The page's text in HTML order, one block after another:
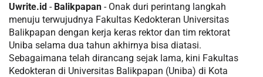
Uwrite.id - Balikpapan - Onak duri perintang langkah
menuju terwujudnya Fakultas Kedokteran Universitas
Balikpapan dengan kerja keras rektor dan tim rektorat
Uniba selama dua tahun akhirnya bisa diatasi.
Sebagaimana telah dirancang sejak lama, kini Fakultas
Kedokteran di Universitas Balikpapan (Uniba) di Kota